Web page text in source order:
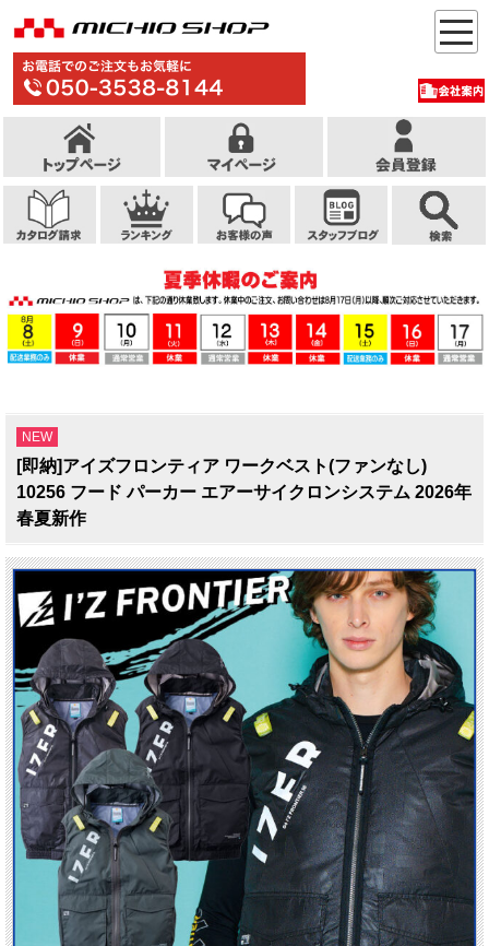
NEW
[即納]アイズフロンティア ワークベスト(ファンなし)
10256 フード パーカー エアーサイクロンシステム 2026年
春夏新作